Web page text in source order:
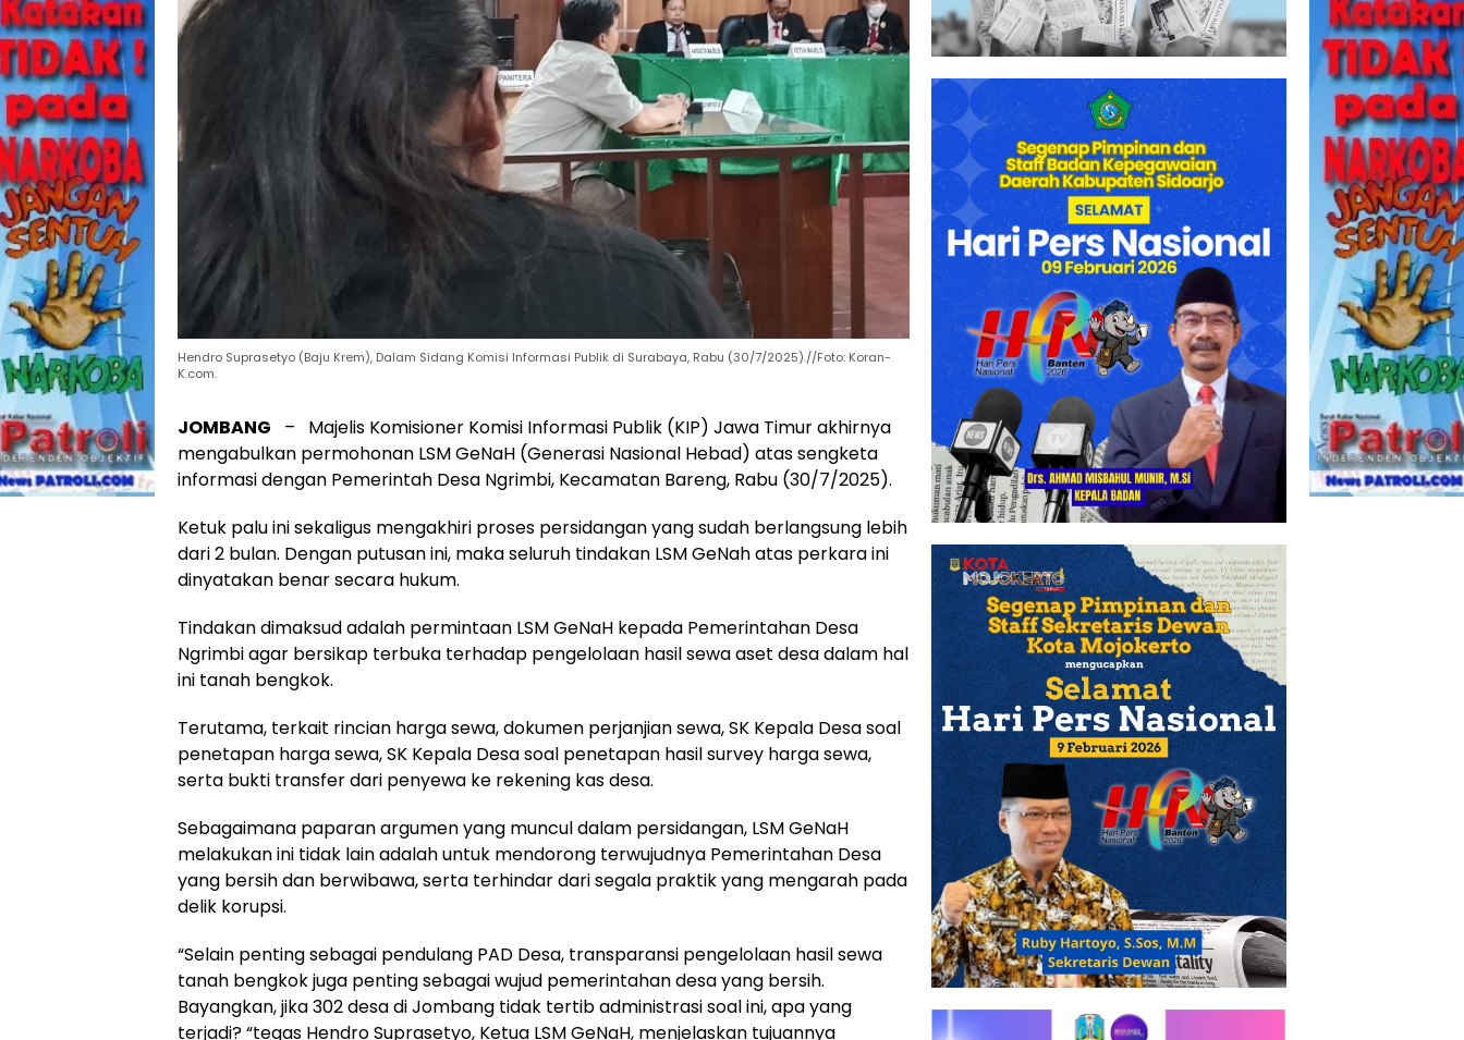
Hendro Suprasetyo (Baju Krem), Dalam Sidang Komisi Informasi Publik di Surabaya, Rabu (30/7/2025).//Foto: Koran-
K.com.
JOMBANG – Majelis Komisioner Komisi Informasi Publik (KIP) Jawa Timur akhirnya
mengabulkan permohonan LSM GeNaH (Generasi Nasional Hebad) atas sengketa
informasi dengan Pemerintah Desa Ngrimbi, Kecamatan Bareng, Rabu (30/7/2025).
Ketuk palu ini sekaligus mengakhiri proses persidangan yang sudah berlangsung lebih
dari 2 bulan. Dengan putusan ini, maka seluruh tindakan LSM GeNah atas perkara ini
dinyatakan benar secara hukum.
Tindakan dimaksud adalah permintaan LSM GeNaH kepada Pemerintahan Desa
Ngrimbi agar bersikap terbuka terhadap pengelolaan hasil sewa aset desa dalam hal
ini tanah bengkok.
Terutama, terkait rincian harga sewa, dokumen perjanjian sewa, SK Kepala Desa soal
penetapan harga sewa, SK Kepala Desa soal penetapan hasil survey harga sewa,
serta bukti transfer dari penyewa ke rekening kas desa.
Sebagaimana paparan argumen yang muncul dalam persidangan, LSM GeNaH
melakukan ini tidak lain adalah untuk mendorong terwujudnya Pemerintahan Desa
yang bersih dan berwibawa, serta terhindar dari segala praktik yang mengarah pada
delik korupsi.
“Selain penting sebagai pendulang PAD Desa, transparansi pengelolaan hasil sewa
tanah bengkok juga penting sebagai wujud pemerintahan desa yang bersih.
Bayangkan, jika 302 desa di Jombang tidak tertib administrasi soal ini, apa yang
terjadi? “tegas Hendro Suprasetyo, Ketua LSM GeNaH, menjelaskan tujuannya